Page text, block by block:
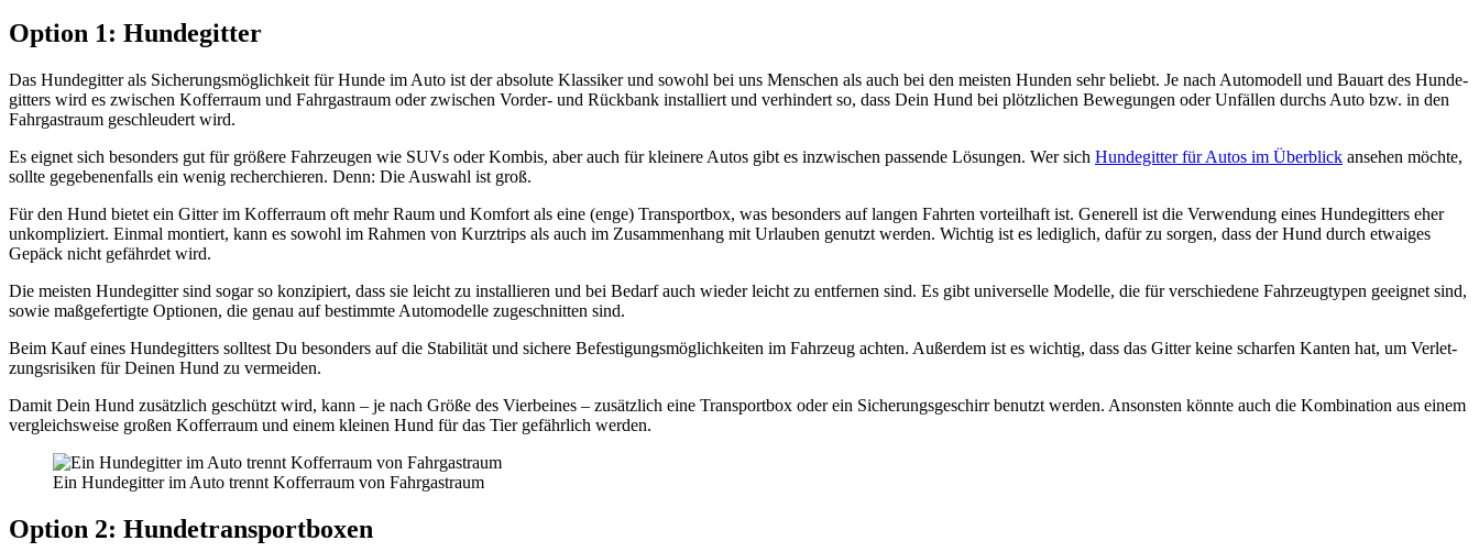
Opti­on 1: Hun­de­git­ter
Das Hun­de­git­ter als Siche­rungs­mög­lich­keit für Hun­de im Auto ist der abso­lu­te Klas­si­ker und sowohl bei uns Men­schen als auch bei den meis­ten Hun­den sehr beliebt. Je nach Auto­mo­dell und Bau­art des Hun­de­
git­ters wird es zwi­schen Kof­fer­raum und Fahr­gast­raum oder zwi­schen Vor­der- und Rück­bank instal­liert und ver­hin­dert so, dass Dein Hund bei plötz­li­chen Bewe­gun­gen oder Unfäl­len durchs Auto bzw. in den
Fahr­gast­raum geschleu­dert wird.
Es eig­net sich beson­ders gut für grö­ße­re Fahr­zeu­gen wie SUVs oder Kom­bis, aber auch für klei­ne­re Autos gibt es inzwi­schen pas­sen­de Lösun­gen. Wer sich Hun­de­git­ter für Autos im Über­blick anse­hen möch­te,
soll­te gege­be­nen­falls ein wenig recher­chie­ren. Denn: Die Aus­wahl ist groß.
Für den Hund bie­tet ein Git­ter im Kof­fer­raum oft mehr Raum und Kom­fort als eine (enge) Trans­port­box, was beson­ders auf lan­gen Fahr­ten vor­teil­haft ist. Gene­rell ist die Ver­wen­dung eines Hun­de­git­ters eher
unkom­pli­ziert. Ein­mal mon­tiert, kann es sowohl im Rah­men von Kurz­trips als auch im Zusam­men­hang mit Urlau­ben genutzt wer­den. Wich­tig ist es ledig­lich, dafür zu sor­gen, dass der Hund durch etwa­iges
Gepäck nicht gefähr­det wird.
Die meis­ten Hun­de­git­ter sind sogar so kon­zi­piert, dass sie leicht zu instal­lie­ren und bei Bedarf auch wie­der leicht zu ent­fer­nen sind. Es gibt uni­ver­sel­le Model­le, die für ver­schie­de­ne Fahr­zeug­ty­pen geeig­net sind,
sowie maß­ge­fer­tig­te Optio­nen, die genau auf bestimm­te Auto­mo­del­le zuge­schnit­ten sind.
Beim Kauf eines Hun­de­git­ters soll­test Du beson­ders auf die Sta­bi­li­tät und siche­re Befes­ti­gungs­mög­lich­kei­ten im Fahr­zeug ach­ten. Außer­dem ist es wich­tig, dass das Git­ter kei­ne schar­fen Kan­ten hat, um Ver­let­
zungs­ri­si­ken für Dei­nen Hund zu ver­mei­den.
Damit Dein Hund zusätz­lich geschützt wird, kann – je nach Grö­ße des Vier­bei­nes – zusätz­lich eine Trans­port­box oder ein Siche­rungs­ge­schirr benutzt wer­den. Ansons­ten könn­te auch die Kom­bi­na­ti­on aus einem
ver­gleichs­wei­se gro­ßen Kof­fer­raum und einem klei­nen Hund für das Tier gefähr­lich wer­den.
Ein Hun­de­git­ter im Auto trennt Kof­fer­raum von Fahr­gast­raum
Opti­on 2: Hun­de­trans­port­bo­xen